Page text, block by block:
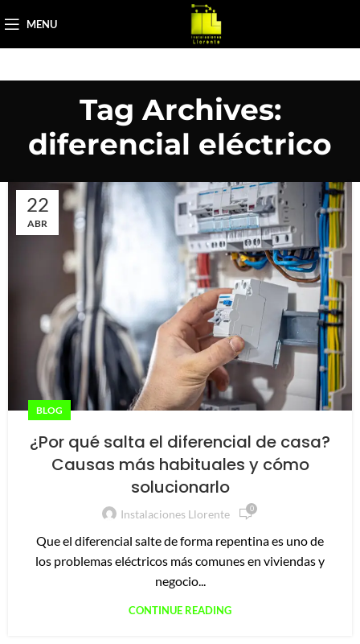
MENU
Tag Archives:
diferencial eléctrico
22
ABR
BLOG
¿Por qué salta el diferencial de casa?
Causas más habituales y cómo
solucionarlo
Instalaciones Llorente 0
Que el diferencial salte de forma repentina es uno de
los problemas eléctricos más comunes en viviendas y
negocio...
CONTINUE READING